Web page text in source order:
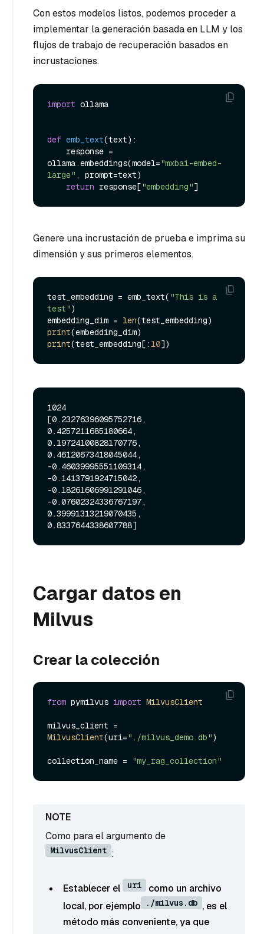
Con estos modelos listos, podemos proceder a
implementar la generación basada en LLM y los
flujos de trabajo de recuperación basados en
incrustaciones.
import ollama
def emb_text(text):
ollama.embeddings(model="mxbai-embed-
large" , prompt=text)
return response["embedding"
Genere una incrustación de prueba e imprima su
dimensión y sus primeros elementos.
test_embedding = emb_text( "This is a
test")
embedding_dim = len
print
print(test_embedding[:10
1024
[0.23276396095752716,
0.4257211685180664,
0.19724100828170776,
0.46120673418045044,
-0.46039995551109314,
-0.1413791924715042,
-0.18261606991291046,
-0.07602324336767197,
0.39991313219070435,
Cargar datos en
Milvus
Crear la colección
from pymilvus import MilvusClient
MilvusClient(uri="./milvus_demo.db")
collection_name = "my_rag_collection"
Como para el argumento de
MilvusClient :
Establecer el uri
como un archivo
local, por ejemplo
./milvus.db , es el
método más conveniente, ya que